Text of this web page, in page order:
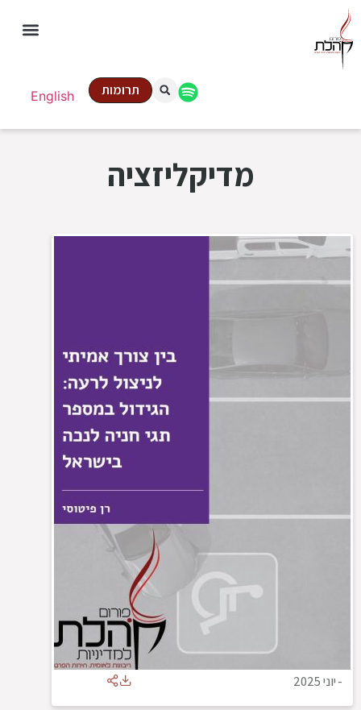
English תרומות
מדיקליזציה
-יוני 2025